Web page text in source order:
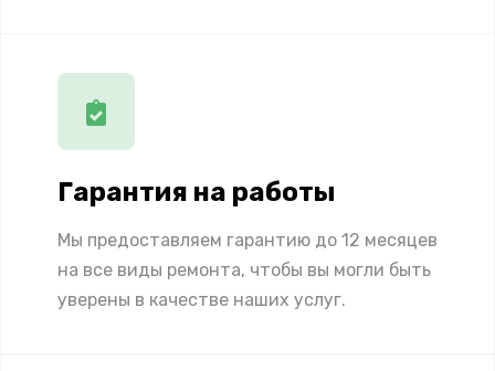
Гарантия на работы
Мы предоставляем гарантию до 12 месяцев
на все виды ремонта, чтобы вы могли быть
уверены в качестве наших услуг.